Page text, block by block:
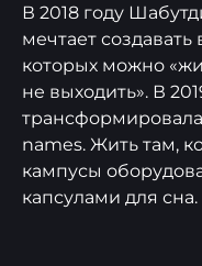
В 2018 году
мечтает создавать
которых можно
не выходить». В
names. Жить там,
кампусы
капсулами для сна.